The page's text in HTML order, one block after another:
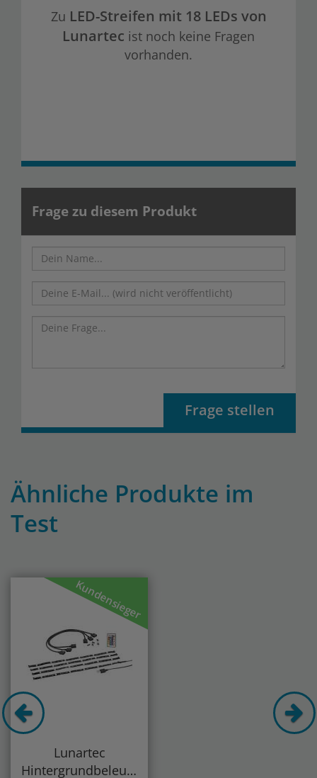
Zu LED-Streifen mit 18 LEDs von
Lunartec ist noch keine Fragen
vorhanden.
Frage zu diesem Produkt
Frage stellen
Ähnliche Produkte im
Test
Kundensieger
Lunartec
Hintergrundbeleuchtung
Previous